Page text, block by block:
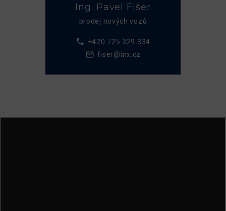
Ing. Pavel Fišer
prodej nových vozů
+420 725 329 334
fiser@inx.cz